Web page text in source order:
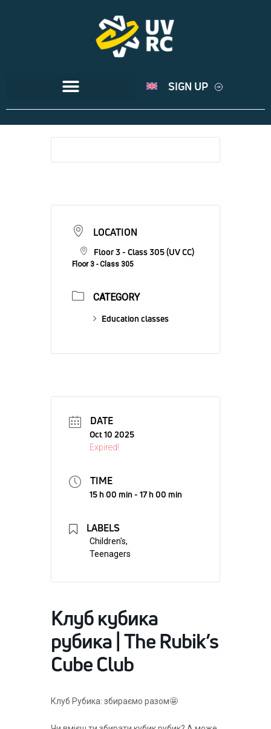
SIGN UP
LOCATION
Floor 3 - Class 305 (UV CC)
Floor 3 - Class 305
CATEGORY
Education classes
DATE
Oct 10 2025
Expired!
TIME
15 h 00 min - 17 h 00 min
LABELS
Children's,
Teenagers
Клуб кубика
рубика | The Rubik’s
Cube Club
Клуб Рубика: збираємо разом🤩